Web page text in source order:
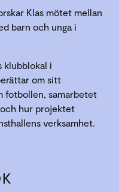
Klas mötet mellan
barn och unga i
klubblokal i
om sitt
fotbollen, samarbetet
hur projektet
verksamhet.